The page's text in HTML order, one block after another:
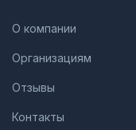
О компании
Организациям
Отзывы
Контакты